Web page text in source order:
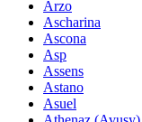
Arzo
Ascharina
Ascona
Asp
Assens
Astano
Asuel